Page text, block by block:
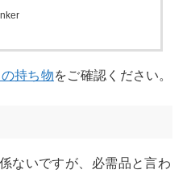
持ち物をご確認ください。
ないですが、必需品と言わ